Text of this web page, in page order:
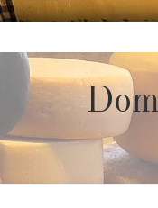
to
content